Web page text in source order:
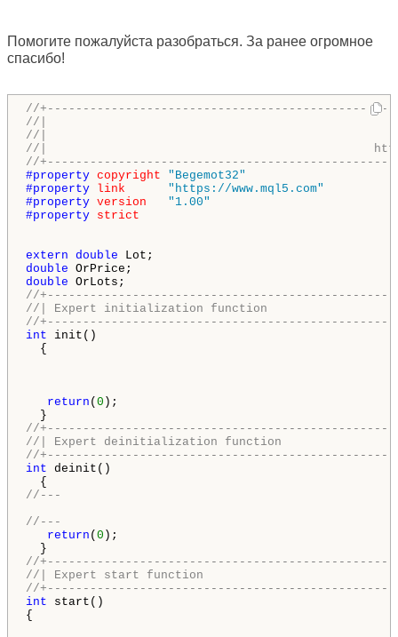
Помогите пожалуйста разобраться. За ранее огромное
спасибо!
//
//|
//|
//|
//
#property copyright
"Begemot32"
#property link
"https://www.mql5.com"
#property version
"1.00"
#property strict
extern double
double
double
//
//| Expert initialization function
//
int init()
{
return ( 0 );
//
//| Expert deinitialization function
//
int deinit()
//---
//---
return ( 0 );
//
//| Expert start function
//
int start()
{